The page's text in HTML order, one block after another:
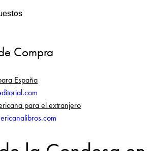
Compra
España
para el extranjero